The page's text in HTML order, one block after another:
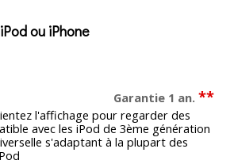
ou iPhone
Garantie 1 an. **
l'affichage pour regarder des
avec les iPod de 3ème génération
s'adaptant à la plupart des